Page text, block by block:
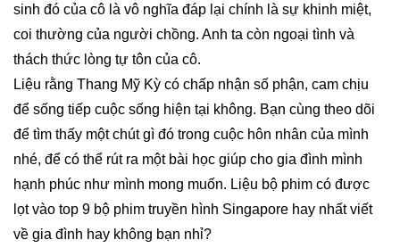
sinh đó của cô là vô nghĩa đáp lại chính là sự khinh miệt,
coi thường của người chồng. Anh ta còn ngoại tình và
thách thức lòng tự tôn của cô.
Liệu rằng Thang Mỹ Kỳ có chấp nhận số phận, cam chịu
để sống tiếp cuộc sống hiện tại không. Bạn cùng theo dõi
để tìm thấy một chút gì đó trong cuộc hôn nhân của mình
nhé, để có thể rút ra một bài học giúp cho gia đình mình
hạnh phúc như mình mong muốn. Liệu bộ phim có được
lọt vào top 9 bộ phim truyền hình Singapore hay nhất viết
về gia đình hay không bạn nhỉ?